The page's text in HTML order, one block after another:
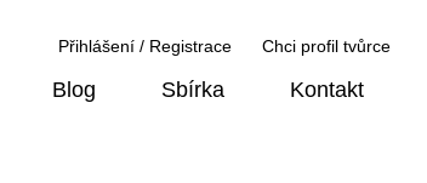
Přihlášení / Registrace Chci profil tvůrce
Blog Sbírka Kontakt